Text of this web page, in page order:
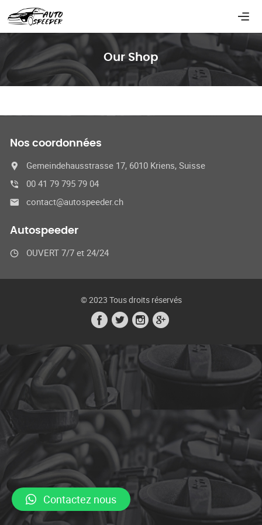
Our Shop
Nos coordonnées
Gemeindehausstrasse 17, 6010 Kriens, Suisse
00 41 79 795 79 04
contact@autospeeder.ch
Autospeeder
OUVERT 7/7 et 24/24
© 2023 Tous droits réservés
Contactez nous